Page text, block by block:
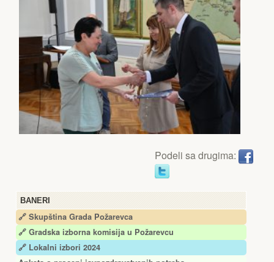
BANERI
🔗 Skupština Grada Požarevca
🔗 Gradska izborna komisija u Požarevcu
🔗 Lokalni izbori 2024
Podeli sa drugima: